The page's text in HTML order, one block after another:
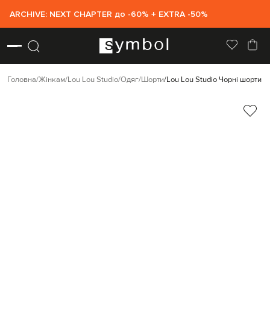
ARCHIVE: NEXT CHAPTER до -60% + EXTRA -50%
Головна Жінкам Lou Lou Studio Одяг Шорти Lou Lou Studio Чорні шорти